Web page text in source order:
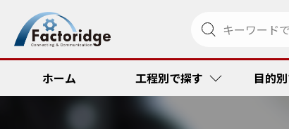
ホーム 工程別で探す 目的